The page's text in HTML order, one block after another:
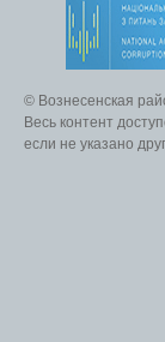
© Вознесенская
Весь контент
если не указано